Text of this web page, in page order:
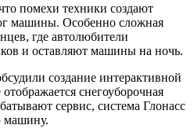
помехи техники создают
машины. Особенно сложная
где автолюбители
и оставляют машины на ночь.
создание интерактивной
снегоуборочная
сервис, система Глонасс
машину.